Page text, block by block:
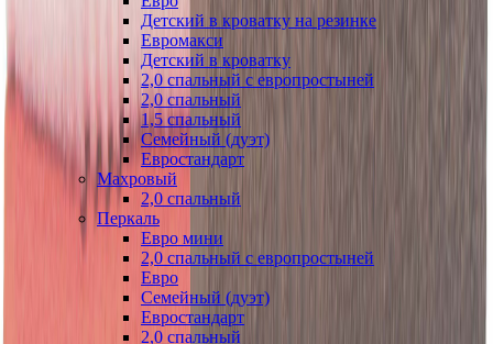
Детский в кроватку на резинке
Евромакси
Детский в кроватку
2,0 спальный с европростыней
2,0 спальный
1,5 спальный
Семейный (дуэт)
Евростандарт
Махровый
2,0 спальный
Перкаль
Евро мини
2,0 спальный с европростыней
Евро
Семейный (дуэт)
Евростандарт
2,0 спальный